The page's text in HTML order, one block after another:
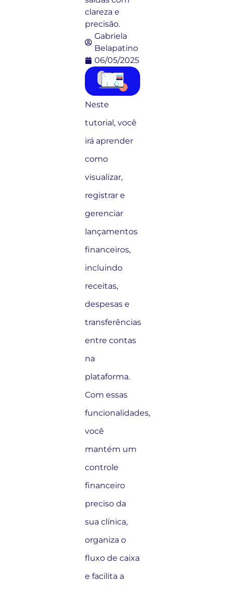
clareza e
precisão.
Gabriela
Belapatino
06/05/2025
Neste
tutorial, você
irá aprender
como
visualizar,
registrar e
gerenciar
lançamentos
financeiros,
incluindo
receitas,
despesas e
transferências
entre contas
na
plataforma.
Com essas
funcionalidades,
você
mantém um
controle
financeiro
preciso da
sua clínica,
organiza o
fluxo de caixa
e facilita a